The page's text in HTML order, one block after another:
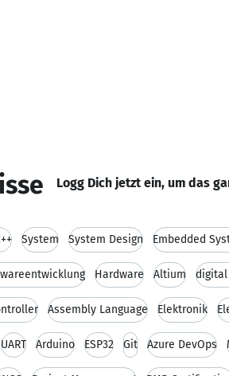
Logg Dich jetzt ein, um das
System System Design Embedded
Hardware Altium
Assembly Language Elektronik
UART Arduino ESP32 Git Azure DevOps